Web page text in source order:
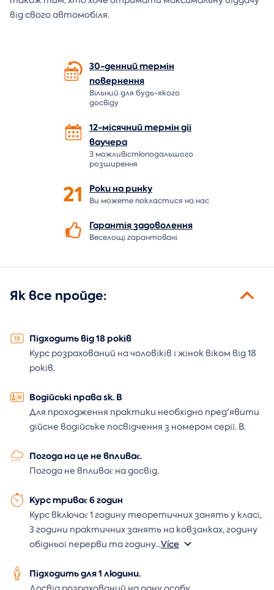
від свого автомобіля.
30-денний термін
повернення
Вільний для будь-якого
досвіду
12-місячний термін дії
ваучера
З можливістюподальшого
розширення
21 Роки наринку
Ви можете покластися на нас
Гарантіязадоволення
Веселощі гарантовані
Як все пройде:
Підходить від 18 років
Курс розрахований на чоловіків і жінок віком від 18
років.
Водійські права sk. B
Для проходження практики необхідно пред'явити
дійсне водійське посвідчення з номером серії. B.
Погода на це не впливає.
Погода не впливає на досвід.
Курс триває 6 годин
Курс включає 1 годину теоретичних занять у класі,
3 години практичних занять на ковзанках, годину
обідньої перерви та годину...Více
Підходить для 1 людини.